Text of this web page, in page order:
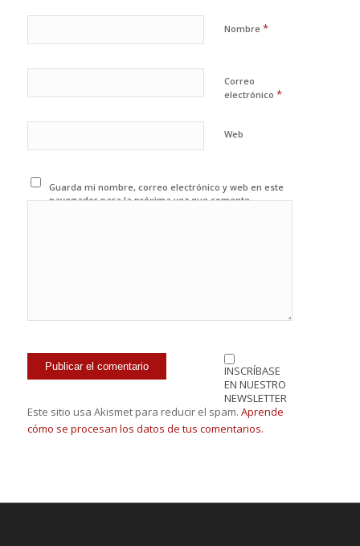
Nombre *
Correo
electrónico *
Web
Guarda mi nombre, correo electrónico y web en este
navegador para la próxima vez que comente.
INSCRÍBASE
EN NUESTRO
NEWSLETTER
Este sitio usa Akismet para reducir el spam. Aprende
cómo se procesan los datos de tus comentarios.